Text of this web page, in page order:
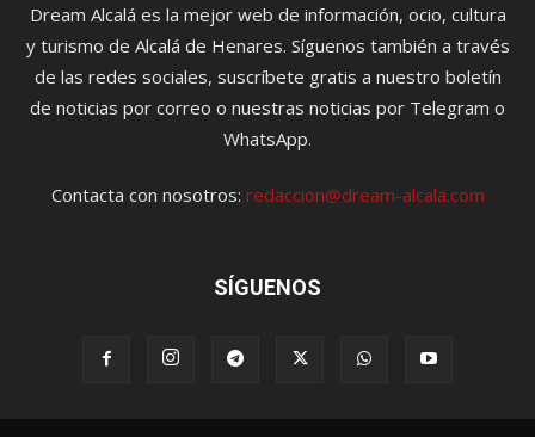
Dream Alcalá es la mejor web de información, ocio, cultura
y turismo de Alcalá de Henares. Síguenos también a través
de las redes sociales, suscríbete gratis a nuestro boletín
de noticias por correo o nuestras noticias por Telegram o
WhatsApp.
Contacta con nosotros: redaccion@dream-alcala.com
SÍGUENOS